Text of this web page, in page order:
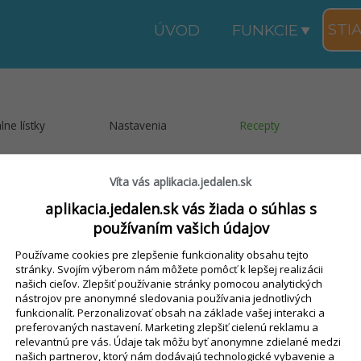
ÚVOD FUNKCIE
lístky Nastavenia Recepty
surovín. Naviazanie je nutné vykonať pri vytvorení novej skladovej
danej skladovej karty a to kliknutím pravým tlačidlom na danú
byť jedlá obsahujúce alergény označené, tak aby stravníci boli o
Víta vás aplikacia.jedalen.sk
aplikacia.jedalen.sk vás žiada o súhlas s
používaním vašich údajov
Používame cookies pre zlepšenie funkcionality obsahu tejto
stránky. Svojím výberom nám môžete pomôcť k lepšej realizácii
našich cieľov. Zlepšiť používanie stránky pomocou analytických
nástrojov pre anonymné sledovania používania jednotlivých
funkcionalít. Perzonalizovať obsah na základe vašej interakci a
preferovaných nastavení. Marketing zlepšiť cielenú reklamu a
relevantnú pre vás. Údaje tak môžu byť anonymne zdielané medzi
našich partnerov, ktorý nám dodávajú technologické vybavenie a